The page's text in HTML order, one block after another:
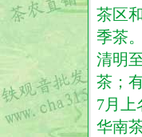
茶区
季茶
清明
茶；
7月上
华南